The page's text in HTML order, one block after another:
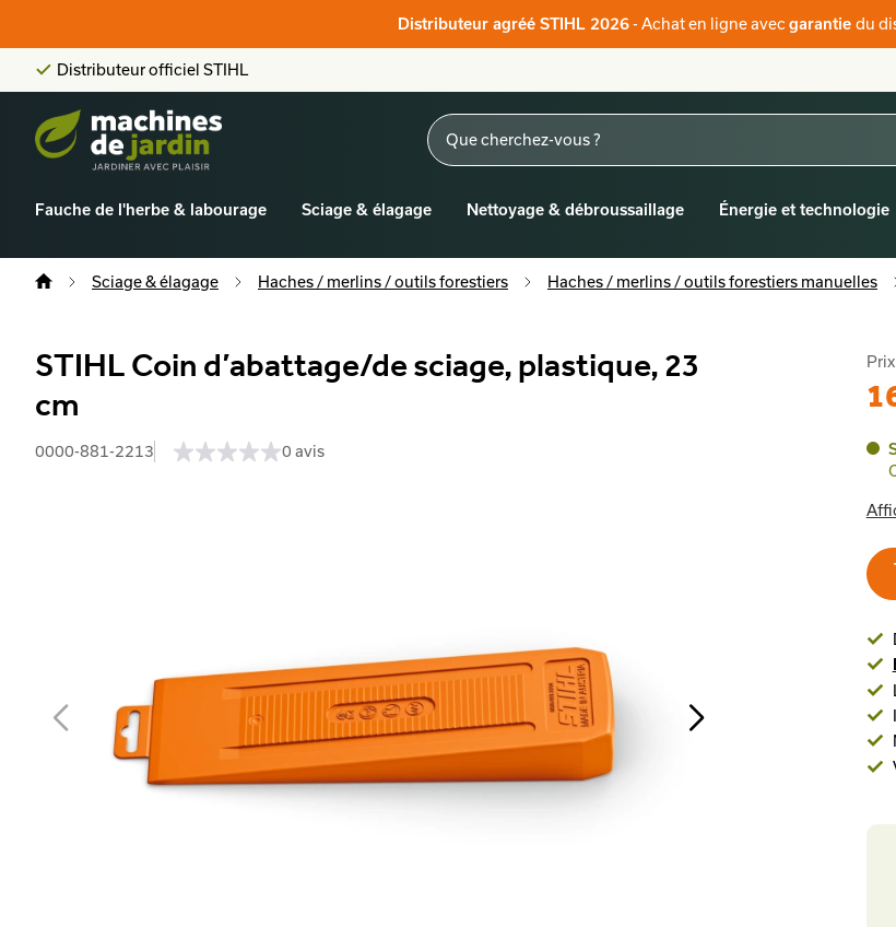
Distributeur agréé STIHL 2026- Achat en ligne avec garantie du
La plus grande offre en ligne
Distributeur officiel STIHL
Fauche de l'herbe & labourage Sciage & élagage Nettoyage & débroussaillage Énergie et technologie
Sciage & élagage Haches / merlins / outils forestiers Haches / merlins / outils forestiers manuelles
STIHL Coin d’abattage/de sciage, plastique, 23
cm
0000-881-2213 0 avis